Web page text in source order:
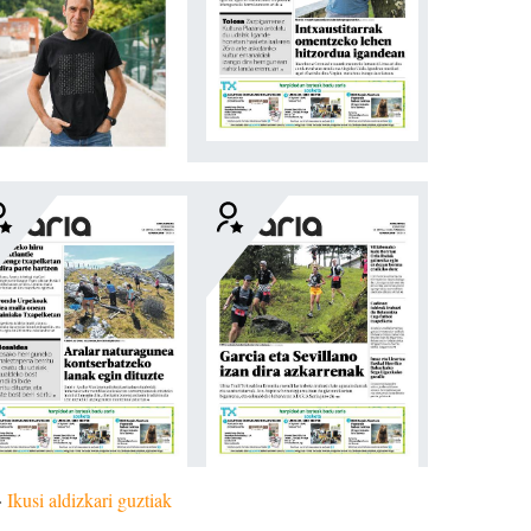
Ikusi aldizkari guztiak